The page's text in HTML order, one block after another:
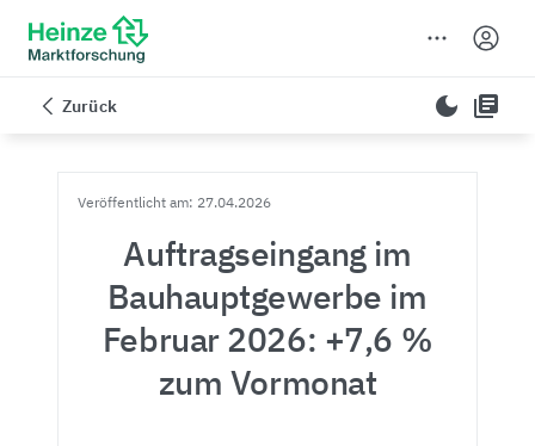
Veröffentlicht am: 27.04.2026
Auftragseingang im
Bauhauptgewerbe im
Februar 2026: +7,6 %
zum Vormonat
Zurück dark_mode library_books